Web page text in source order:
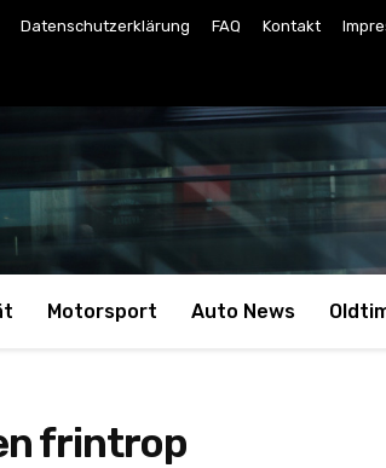
Datenschutzerklärung FAQ Kontakt
Motorsport Auto News
frintrop